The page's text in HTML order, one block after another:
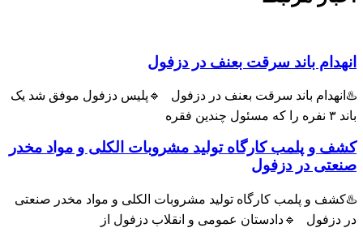
باند سرقت بعنف در دزفول
باند سرقت بعنف در دزفول 🔹پلیس دزفول موفق شد یک
و پلمب کارگاه تولید مشروبات الکلی و مواد مخدر
در دزفول
و پلمب کارگاه تولید مشروبات الکلی و مواد مخدر صنعتی
🔹دادستان عمومی و انقلاب دزفول از